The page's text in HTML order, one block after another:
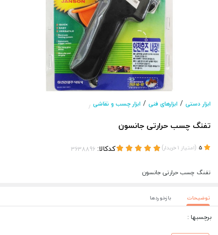
ابزار دستی / ابزارهای فنی / ابزار چسب و نقاشی /
تفنگ چسب حرارتی جانسون
(امتیاز 1خریدار) کدکالا:
تفنگ چسب حرارتی جانسون
توضیحات بازخوردها
برچسبها :